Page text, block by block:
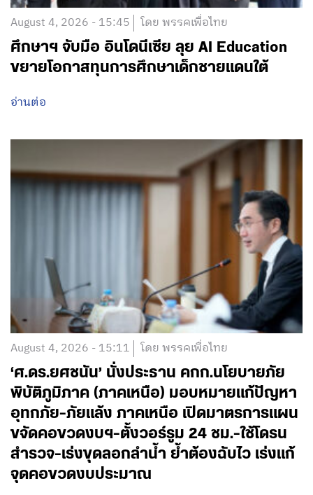
August 4, 2026 - 15:45 โดย พรรคเพื่อไทย
ศึกษาฯ จับมือ อินโดนีเซีย ลุย AI Education
ขยายโอกาสทุนการศึกษาเด็กชายแดนใต้
อ่านต่อ
August 4, 2026 - 15:11 โดย พรรคเพื่อไทย
‘ศ.ดร.ยศชนัน’ นั่งประธาน คกก.นโยบายภัย
พิบัติภูมิภาค (ภาคเหนือ) มอบหมายแก้ปัญหา
อุทกภัย-ภัยแล้ง ภาคเหนือ เปิดมาตรการแผน
ขจัดคอขวดงบฯ-ตั้งวอร์รูม 24 ชม.-ใช้โดรน
สำรวจ-เร่งขุดลอกลำน้ำ ย้ำต้องฉับไว เร่งแก้
จุดคอขวดงบประมาณ